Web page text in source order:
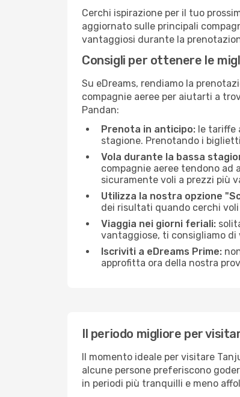
Cerchi ispirazione per il tuo
aggiornato sulle principali
vantaggiosi durante la
Consigli per ottenere le
Su eDreams, rendiamo la
compagnie aeree per aiutarti a
Pandan:
Prenota in anticipo: le tariffe
stagione. Prenotando i
Vola durante la bassa
compagnie aeree tendono ad
sicuramente voli a prezzi più
Utilizza la nostra opzione
dei risultati quando cerchi
Viaggia nei giorni feriali:
vantaggiose, ti consigliamo
Iscriviti a eDreams Prime:
approfitta ora della nostra
Il periodo migliore per
Il momento ideale per visitare
alcune persone preferiscono
in periodi più tranquilli e meno